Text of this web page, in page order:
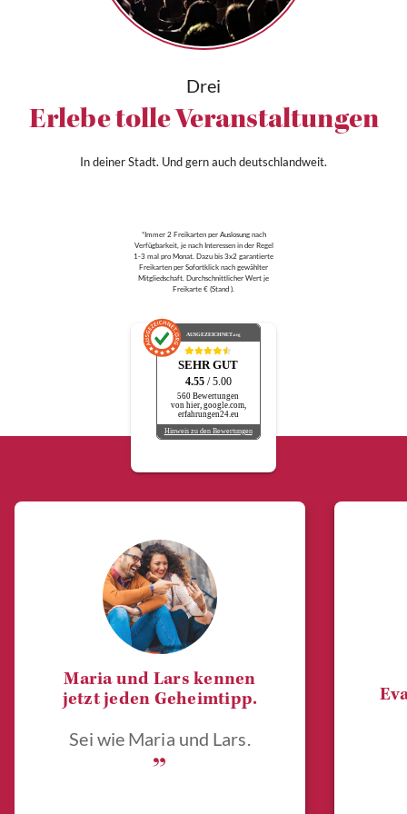
Drei
Erlebe tolle Veranstaltungen
In deiner Stadt. Und gern auch deutschlandweit.
*Immer 2 Freikarten per Auslosung nach
Verfügbarkeit, je nach Interessen in der Regel
1-3 mal pro Monat. Dazu bis 3x2 garantierte
Freikarten per Sofortklick nach gewählter
Mitgliedschaft. Durchschnittlicher Wert je
Freikarte € (Stand ).
AUSGEZEICHNET.org
SEHR GUT
4.55 / 5.00
560 Bewertungen
von hier, google.com,
erfahrungen24.eu
Hinweis zu den Bewertungen
Maria und Lars kennen
jetzt jeden Geheimtipp.
Sei wie Maria und Lars.
„